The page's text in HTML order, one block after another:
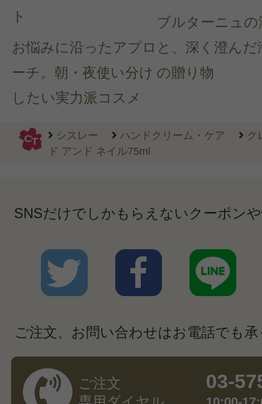
ト
お悩みに沿ったアプロ
ーチ。朝・夜使い分け
したい実力派コスメ
ブルターニュの
と、深く澄んだ
の贈り物
シスレー ハンドクリーム・ケア
ク
ド アンド ネイル75ml
SNSだけでしかもらえないクーポン
ご注文、お問い合わせはお電話でも
ご注文
03-